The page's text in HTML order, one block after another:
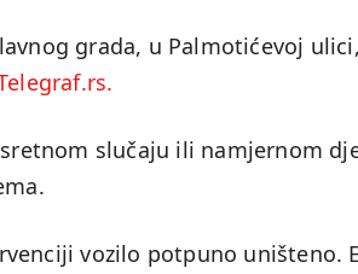
grada, u Palmotićevoj ulici,
slučaju ili namjernom
vozilo potpuno uništeno.